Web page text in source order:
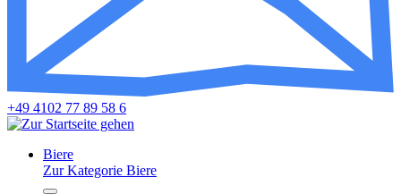
+49 4102 77 89 58 6
Biere
Zur Kategorie Biere